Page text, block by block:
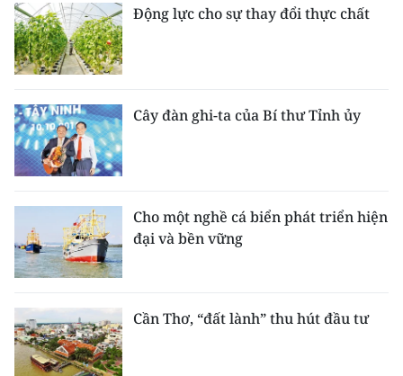
Động lực cho sự thay đổi thực chất
Cây đàn ghi-ta của Bí thư Tỉnh ủy
Cho một nghề cá biển phát triển hiện
đại và bền vững
Cần Thơ, “đất lành” thu hút đầu tư